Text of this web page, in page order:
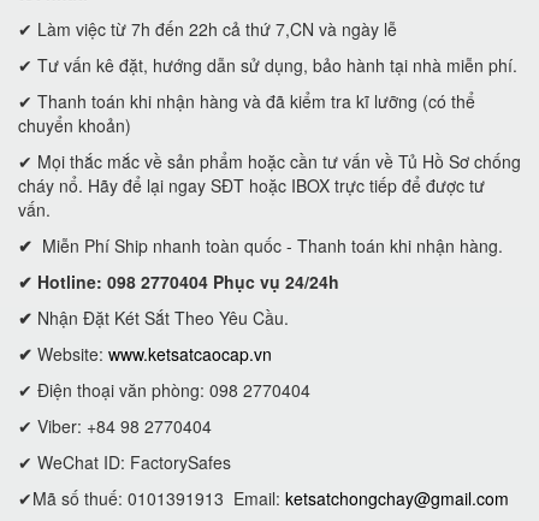
✔ Làm việc từ 7h đến 22h cả thứ 7,CN và ngày lễ
✔ Tư vấn kê đặt, hướng dẫn sử dụng, bảo hành tại nhà miễn phí.
✔ Thanh toán khi nhận hàng và đã kiểm tra kĩ lưỡng (có thể
chuyển khoản)
✔ Mọi thắc mắc về sản phẩm hoặc cần tư vấn về Tủ Hồ Sơ chống
cháy nổ. Hãy để lại ngay SĐT hoặc IBOX trực tiếp để được tư
vấn.
✔ Miễn Phí Ship nhanh toàn quốc - Thanh toán khi nhận hàng.
✔ Hotline: 098 2770404 Phục vụ 24/24h
✔ Nhận Đặt Két Sắt Theo Yêu Cầu.
✔ Website: www.ketsatcaocap.vn
✔ Điện thoại văn phòng: 098 2770404
✔ Viber: +84 98 2770404
✔ WeChat ID: FactorySafes
✔Mã số thuế: 0101391913 Email: ketsatchongchay@gmail.com